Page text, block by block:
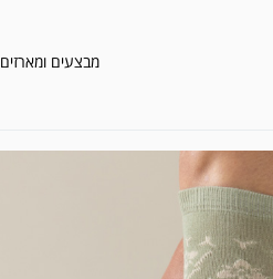
מבצעים ומארזים